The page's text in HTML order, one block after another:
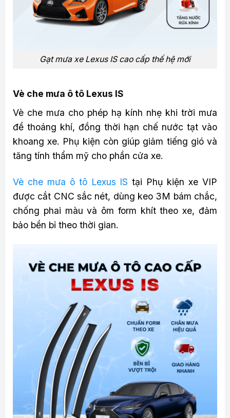
Gạt mưa xe Lexus IS cao cấp thế hệ mới
Vè che mưa ô tô Lexus IS
Vè che mưa cho phép hạ kính nhẹ khi trời mưa
để thoáng khí, đồng thời hạn chế nước tạt vào
khoang xe. Phụ kiện còn giúp giảm tiếng gió và
tăng tính thẩm mỹ cho phần cửa xe.
Vè che mưa ô tô Lexus IS tại Phụ kiện xe VIP
được cắt CNC sắc nét, dùng keo 3M bám chắc,
chống phai màu và ôm form khít theo xe, đảm
bảo bền bỉ theo thời gian.